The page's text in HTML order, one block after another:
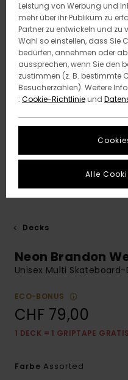
Decks
Neon Brandon
Unisex Multi Skateboard-
ECO-BONUS
CHF 79,00
1 DECK = 1 GRIPTAPE GRATIS
Farbe Assorted
Leistung von Werbung und
mehr über ihr Publikum zu
Partner zu entwickeln und zu
Wahl so einstellen, dass Sie
bedürfen, annehmen oder
aussprechen, wenn Sie den
zustimmen (z. B. bestimmte
Besucherzahlen). Weitere
: Cookie-Richtlinieund
Alle